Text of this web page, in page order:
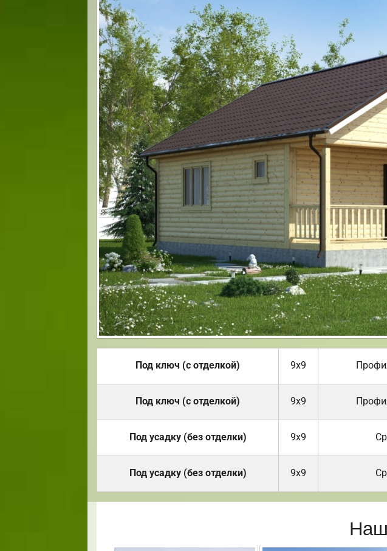
Под ключ (с отделкой) 9х9
Под ключ (с отделкой) 9х9
Под усадку (без отделки) 9х9
Под усадку (без отделки) 9х9